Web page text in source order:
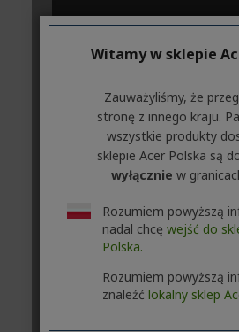
Witamy w sklepie
Zauważyliśmy, że
stronę z innego kraju.
wszystkie produkty
sklepie Acer Polska są
wyłącznie w
Rozumiem powyższą
nadal chcę wejść do
Polska.
Rozumiem powyższą
znaleźć lokalny sklep